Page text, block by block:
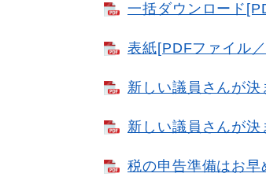
一括ダウンロード​
表紙[PDFファイル
新しい議員さんが
新しい議員さんが
税の申告準備はお